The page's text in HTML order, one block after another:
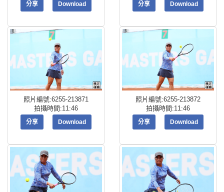
分享 Download 分享 Download
照片編號:6255-213871
拍攝時間:11:46
分享 Download
照片編號:6255-213872
拍攝時間:11:46
分享 Download